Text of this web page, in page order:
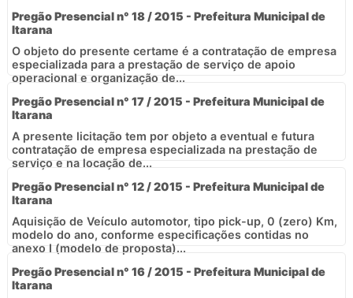
Pregão Presencial n° 18 / 2015 - Prefeitura Municipal de
Itarana
O objeto do presente certame é a contratação de empresa
especializada para a prestação de serviço de apoio
operacional e organização de...
Pregão Presencial n° 17 / 2015 - Prefeitura Municipal de
Itarana
A presente licitação tem por objeto a eventual e futura
contratação de empresa especializada na prestação de
serviço e na locação de...
Pregão Presencial n° 12 / 2015 - Prefeitura Municipal de
Itarana
Aquisição de Veículo automotor, tipo pick-up, 0 (zero) Km,
modelo do ano, conforme especificações contidas no
anexo I (modelo de proposta)...
Pregão Presencial n° 16 / 2015 - Prefeitura Municipal de
Itarana